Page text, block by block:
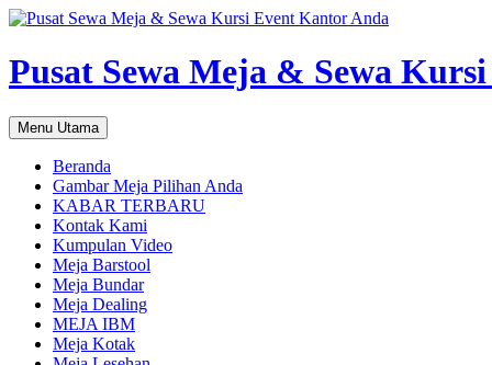
Pusat Sewa Meja & Sewa
Cari
Menu Utama Langsung
ke
isi
Beranda
Gambar Meja Pilihan Anda
KABAR TERBARU
Kontak Kami
Kumpulan Video
Meja Barstool
Meja Bundar
Meja Dealing
MEJA IBM
Meja Kotak